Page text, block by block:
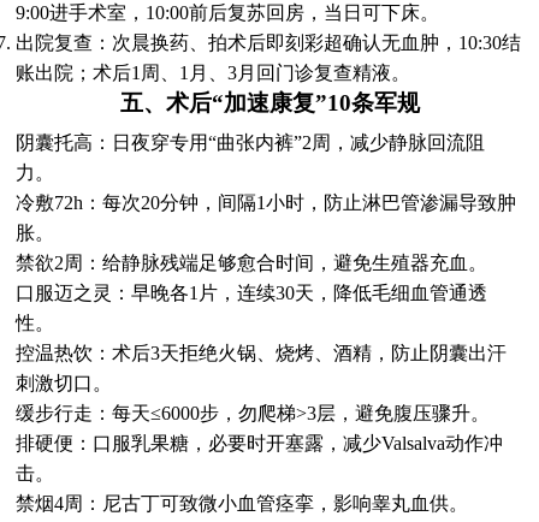
9:00进手术室，10:00前后复苏回房，当日可下床。
出院复查：次晨换药、拍术后即刻彩超确认无血肿，10:30结
账出院；术后1周、1月、3月回门诊复查精液。
五、术后“加速康复”10条军规
阴囊托高：日夜穿专用“曲张内裤”2周，减少静脉回流阻
力。
冷敷72h：每次20分钟，间隔1小时，防止淋巴管渗漏导致肿
胀。
禁欲2周：给静脉残端足够愈合时间，避免生殖器充血。
口服迈之灵：早晚各1片，连续30天，降低毛细血管通透
性。
控温热饮：术后3天拒绝火锅、烧烤、酒精，防止阴囊出汗
刺激切口。
缓步行走：每天≤6000步，勿爬梯>3层，避免腹压骤升。
排硬便：口服乳果糖，必要时开塞露，减少Valsalva动作冲
击。
禁烟4周：尼古丁可致微小血管痉挛，影响睾丸血供。